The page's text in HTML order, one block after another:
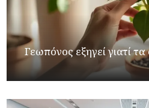
Γεωπόνος εξηγεί γιατί